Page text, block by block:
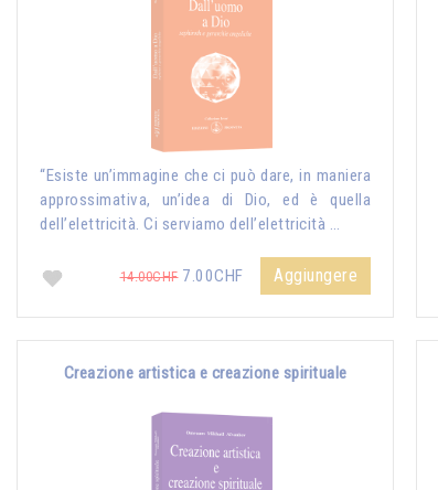
“Esiste un’immagine che ci può dare, in maniera
approssimativa, un’idea di Dio, ed è quella
dell’elettricità. Ci serviamo dell’elettricità …
14.00CHF7.00CHF Aggiungere
Creazione artistica e creazione spirituale